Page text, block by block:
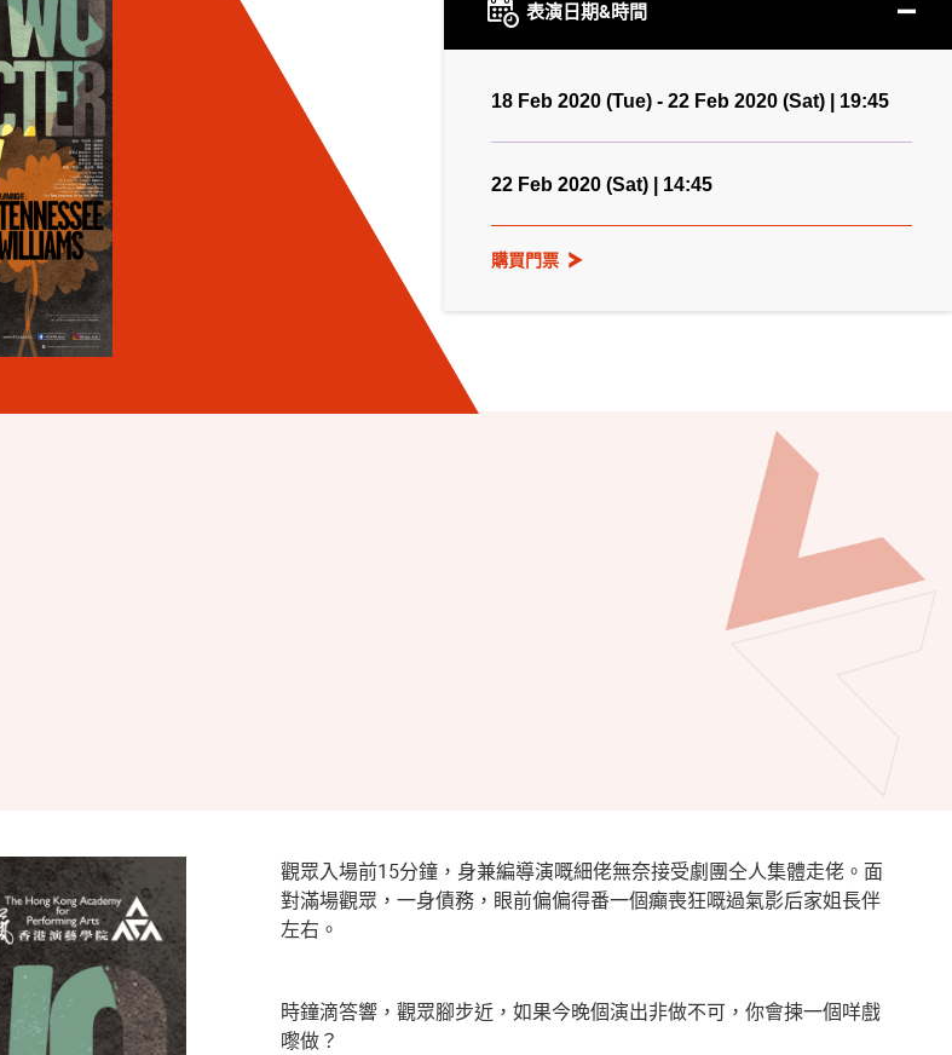
表演日期&時間
18 Feb 2020 (Tue) - 22 Feb 2020 (Sat) | 19:45
22 Feb 2020 (Sat) | 14:45
購買門票
觀眾入場前15分鐘，身兼編導演嘅細佬無奈接受劇團仝人集體走佬。面
對滿場觀眾，一身債務，眼前偏偏得番一個癲喪狂嘅過氣影后家姐長伴
左右。
時鐘滴答響，觀眾腳步近，如果今晚個演出非做不可，你會揀一個咩戲
嚟做？